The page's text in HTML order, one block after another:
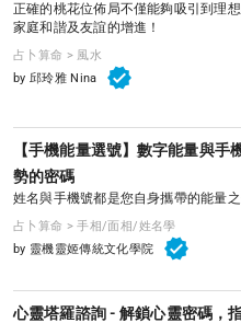
正確的桃花位佈局不僅能夠吸引到理
家庭和諧及友誼的增進！
占卜算命 > 風水
by 邱玲雅 Nina
【手機能量選號】數字能量與手
勢的密碼
姓名與手機號都是您自身攜帶的能量
占卜算命 > 手相/面相/姓名學
by 靈機靈姬傳統文化學院
心靈塔羅諮詢 - 解鎖心靈密碼，